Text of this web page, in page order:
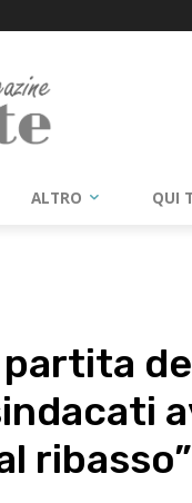
ALTRO QUI
partita
ribasso”